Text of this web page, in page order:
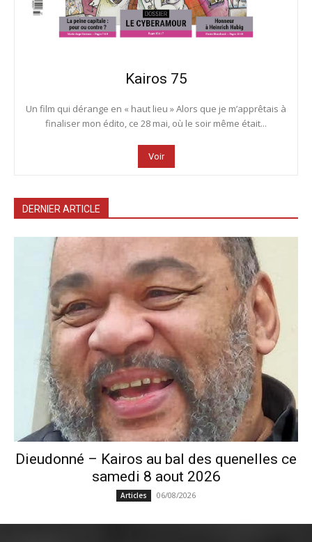
Kairos 75
Un film qui dérange en « haut lieu » Alors que je m’apprêtais à
finaliser mon édito, ce 28 mai, où le soir même était...
Voir
DERNIER ARTICLE
Dieudonné – Kairos au bal des quenelles ce
samedi 8 aout 2026
Articles 06/08/2026